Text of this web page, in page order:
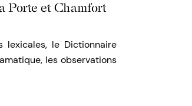
Porte et Chamfort
le Dictionnaire
les observations